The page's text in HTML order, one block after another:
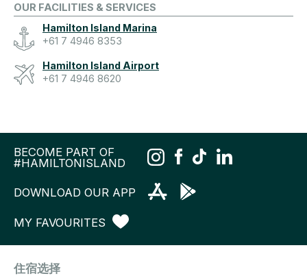
OUR FACILITIES & SERVICES
Hamilton Island Marina
+61 7 4946 8353
Hamilton Island Airport
+61 7 4946 8620
BECOME PART OF
#HAMILTONISLAND
DOWNLOAD OUR APP
MY FAVOURITES
住宿选择